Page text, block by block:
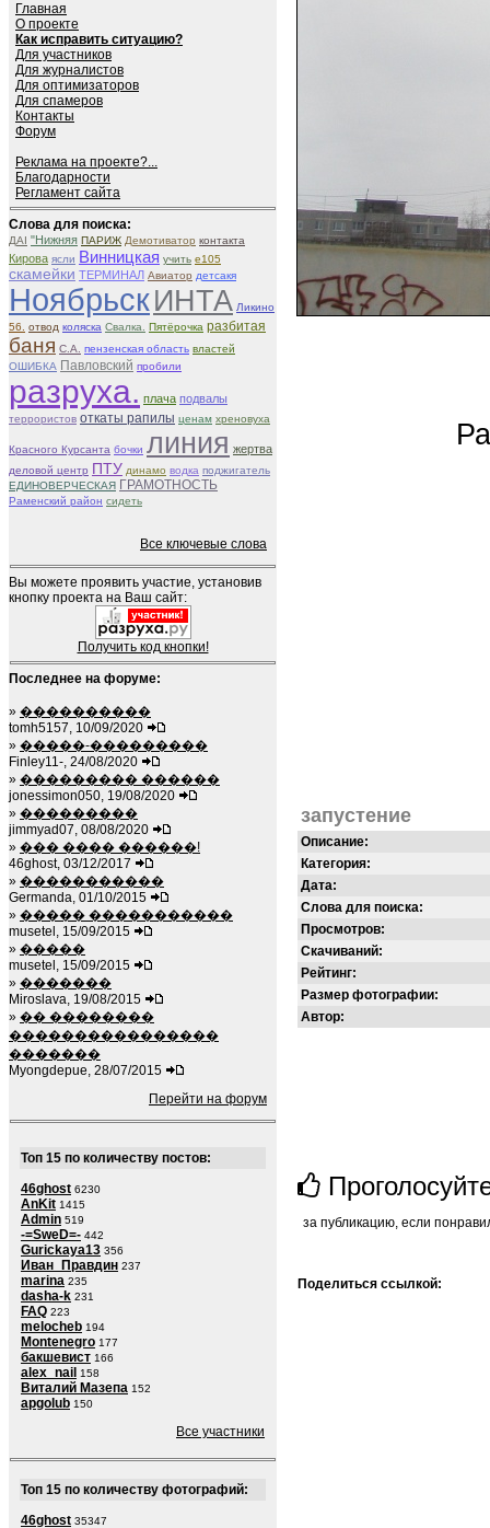
Главная
О проекте
Как исправить ситуацию?
Для участников
Для журналистов
Для оптимизаторов
Для спамеров
Контакты
Форум
Реклама на проекте?...
Благодарности
Регламент сайта
Слова для поиска:
ДАІ "Нижняя ПАРИЖ Демотиватор контакта
Кирова ясли Винницкая учить е105
скамейки ТЕРМИНАЛ Авиатор детсакя
НоябрьскИНТА Ликино
56.
отвод коляска Свалка. Пятёрочка разбитая
баня С.А. пензенская область властей
ОШИБКА Павловский пробили
разруха. плача подвалы
террористов откаты рапилы ценам хреновуха
Красного Курсанта бочки линия жертва
деловой центр ПТУ динамо водка поджигатель
ЕДИНОВЕРЧЕСКАЯ ГРАМОТНОСТЬ
Раменский район сидеть
Все ключевые слова
Вы можете проявить участие, установив
кнопку проекта на Ваш сайт:
Получить код кнопки!
Последнее на форуме:
» ����������
tomh5157, 10/09/2020
» �����-���������
Finley11-, 24/08/2020
» ��������� ������
jonessimon050, 19/08/2020
» ���������
jimmyad07, 08/08/2020
» ��� ���� ������!
46ghost, 03/12/2017
» �����������
Germanda, 01/10/2015
» ����� �����������
musetel, 15/09/2015
» �����
musetel, 15/09/2015
» �������
Miroslava, 19/08/2015
» �� ��������
����������������
�������
Myongdepue, 28/07/2015
Перейти на форум
Топ 15 по количеству постов:
46ghost 6230
AnKit 1415
Admin 519
-=SweD=- 442
Gurickaya13 356
Иван_Правдин 237
marina 235
dasha-k 231
FAQ 223
melocheb 194
Montenegro 177
бакшевист 166
alex_nail 158
Виталий Мазепа 152
apgolub 150
Все участники
Топ 15 по количеству фотографий:
46ghost 35347
запустение
Описание:
Категория:
Дата:
Слова для поиска:
Просмотров:
Скачиваний:
Рейтинг:
Размер фотографии:
Автор:
за публикацию, если
Поделиться ссылкой: